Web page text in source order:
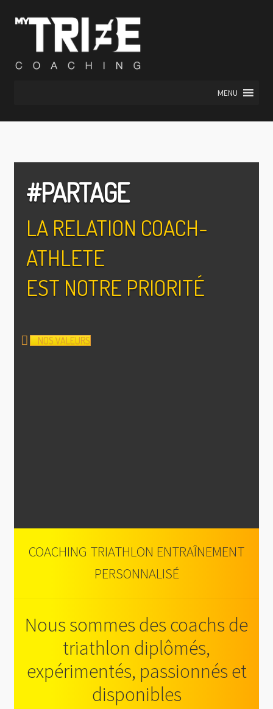
Aller
navigation
Aller
contenu
MENU
#PARTAGE
LA RELATION COACH-
ATHLETE
EST NOTRE PRIORITÉ
NOS VALEURS
COACHING TRIATHLON ENTRAÎNEMENT
PERSONNALISÉ
Nous sommes des coachs de
triathlon diplômés,
expérimentés, passionnés et
disponibles